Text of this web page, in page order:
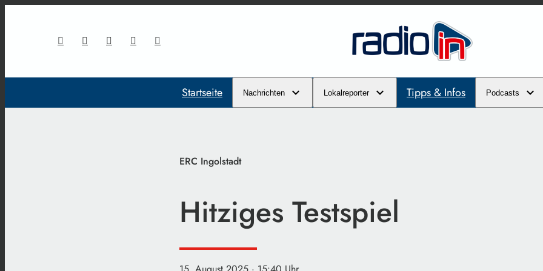
Startseite Nachrichten Lokalreporter Tipps & Infos Podcasts
ERC Ingolstadt
Hitziges Testspiel